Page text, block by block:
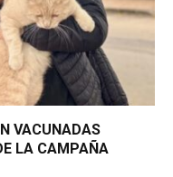
VACUNADAS
LA CAMPAÑA